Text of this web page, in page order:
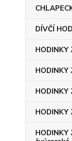
DÍVČÍ
HODINKY
HODINKY
HODINKY
HODINKY
HODINKY